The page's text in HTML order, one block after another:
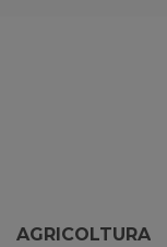
AGRICOLTURA